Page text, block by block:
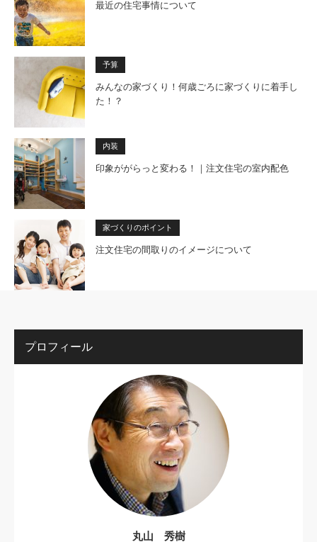
最近の住宅事情について
予算
みんなの家づくり！何歳ごろに家づくりに着手し
た！？
内装
印象ががらっと変わる！｜注文住宅の室内配色
家づくりのポイント
注文住宅の間取りのイメージについて
プロフィール
丸山 秀樹